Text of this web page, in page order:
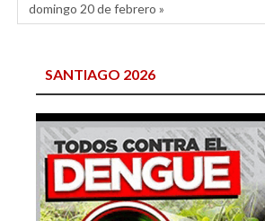
domingo 20 de febrero »
SANTIAGO 2026